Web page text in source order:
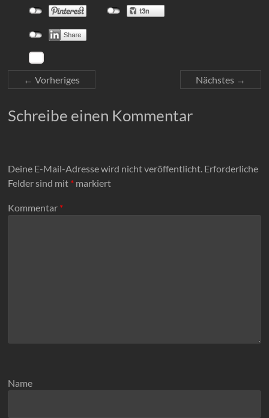
← Vorheriges Nächstes →
Schreibe einen Kommentar
Deine E-Mail-Adresse wird nicht veröffentlicht. Erforderliche
Felder sind mit * markiert
Kommentar *
Name